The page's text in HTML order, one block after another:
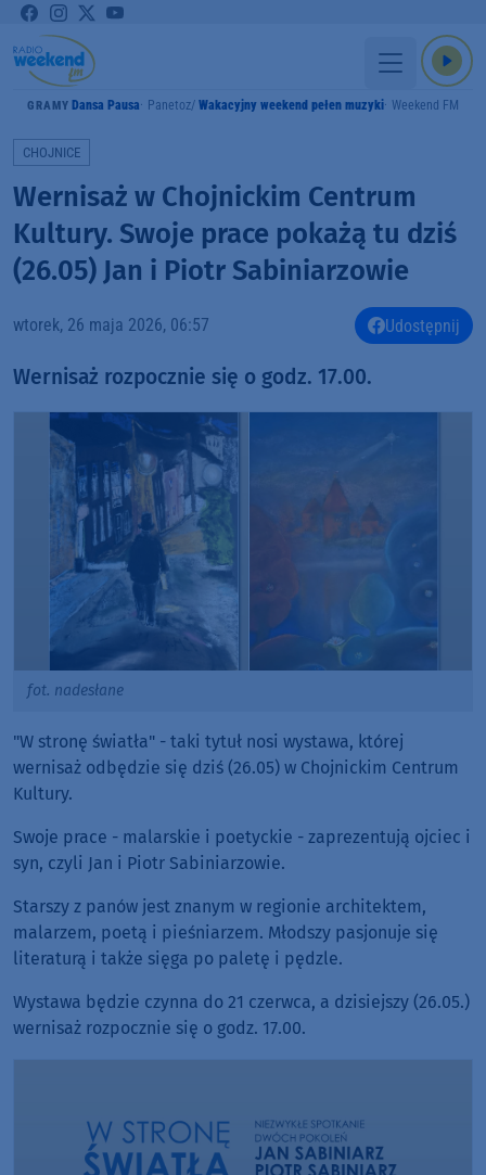
GRAMY Dansa Pausa Panetoz Wakacyjny weekend pełen muzyki Weekend FM
CHOJNICE
Wernisaż w Chojnickim Centrum
Kultury. Swoje prace pokażą tu dziś
(26.05) Jan i Piotr Sabiniarzowie
wtorek, 26 maja 2026, 06:57 Udostępnij
Wernisaż rozpocznie się o godz. 17.00.
fot. nadesłane
"W stronę światła" - taki tytuł nosi wystawa, której
wernisaż odbędzie się dziś (26.05) w Chojnickim Centrum
Kultury.
Swoje prace - malarskie i poetyckie - zaprezentują ojciec i
syn, czyli Jan i Piotr Sabiniarzowie.
Starszy z panów jest znanym w regionie architektem,
malarzem, poetą i pieśniarzem. Młodszy pasjonuje się
literaturą i także sięga po paletę i pędzle.
Wystawa będzie czynna do 21 czerwca, a dzisiejszy (26.05.)
wernisaż rozpocznie się o godz. 17.00.